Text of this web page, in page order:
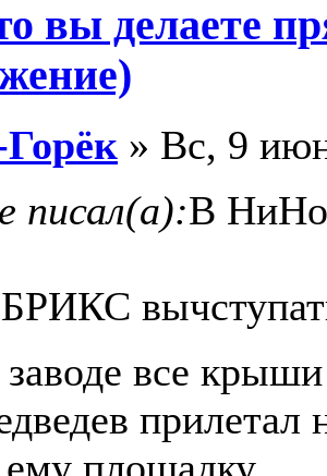
вы делаете
» Вс, 9
писал(а):В НиНо
все
прилетал